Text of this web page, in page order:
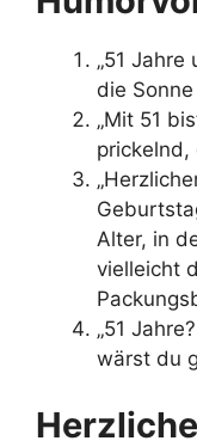
„51
die
„Mit 51
prickelnd,
Alter, in
vielleicht
„51
wärst du